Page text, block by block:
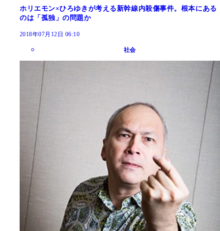
ホリエモン×ひろゆきが考える新幹線内殺傷事件。根本にある
のは「孤独」の問題か
2018年07月12日 06:10
社会